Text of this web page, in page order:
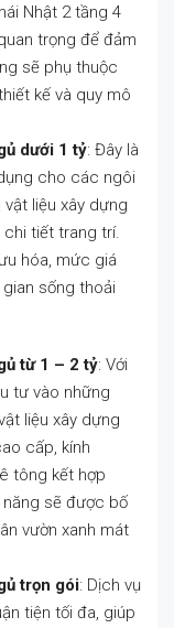
Nhật 2 tầng 4
trọng để đảm
sẽ phụ thuộc
kế và quy mô
dưới 1 tỷ: Đây là
cho các ngôi
liệu xây dựng
tiết trang trí.
hóa, mức giá
sống thoải
từ 1 – 2 tỷ: Với
tư vào những
liệu xây dựng
cấp, kính
tông kết hợp
sẽ được bố
vườn xanh mát
trọn gói: Dịch vụ
tiện tối đa, giúp